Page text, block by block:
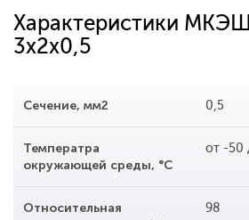
Характеристики
3x2x0,5
Сечение, мм2 0,5
Температра
окружающей среды, °С
от -50
Относительная
98